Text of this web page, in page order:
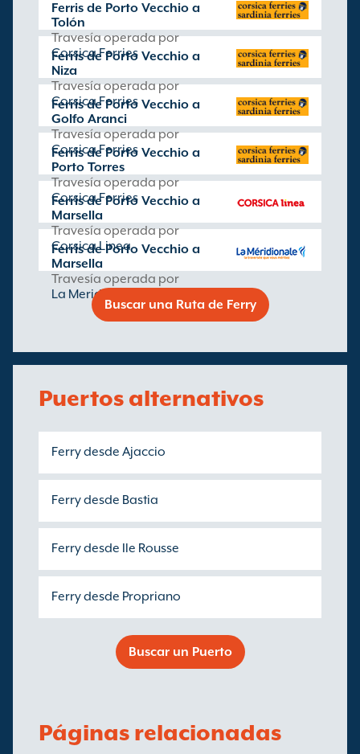
Ferris de Porto Vecchio a
Tolón
Travesía operada por
Corsica Ferries
Ferris de Porto Vecchio a
Niza
Travesía operada por
Corsica Ferries
Ferris de Porto Vecchio a
Golfo Aranci
Travesía operada por
Corsica Ferries
Ferris de Porto Vecchio a
Porto Torres
Travesía operada por
Corsica Ferries
Ferris de Porto Vecchio a
Marsella
Travesía operada por
Corsica Linea
Ferris de Porto Vecchio a
Marsella
Travesía operada por
La Meridionale
Buscar una Ruta de Ferry
Puertos alternativos
Ferry desde Ajaccio
Ferry desde Bastia
Ferry desde Ile Rousse
Ferry desde Propriano
Buscar un Puerto
Páginas relacionadas